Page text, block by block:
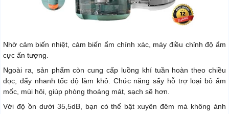
Nhờ cảm biến nhiệt, cảm biến ẩm chính xác, máy điều chỉnh độ ẩm
cực ấn tượng.
Ngoài ra, sản phẩm còn cung cấp luồng khí tuần hoàn theo chiều
dọc, đẩy nhanh tốc độ làm khô. Chức năng sấy hỗ trợ loại bỏ ẩm
mốc, mùi hôi, giúp phòng thoáng mát, sạch sẽ hơn.
Với độ ồn dưới 35,5dB, bạn có thể bật xuyên đêm mà không ảnh